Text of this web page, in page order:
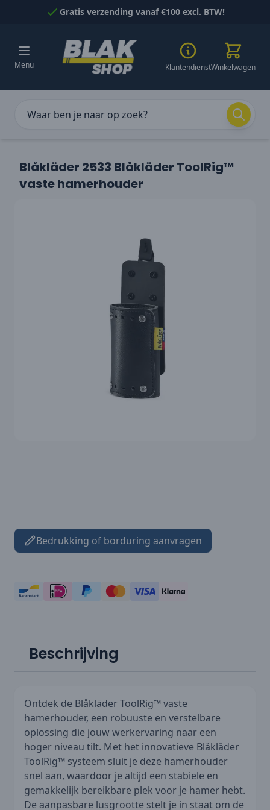
Naar inhoud gaanGratis verzending vanaf €100 excl. BTW!
Menu KlantendienstWinkelwagen
Blåkläder 2533 Blåkläder ToolRig™
vaste hamerhouder
Bedrukking of borduring aanvragen
Beschrijving
Ontdek de Blåkläder ToolRig™ vaste
hamerhouder, een robuuste en verstelbare
oplossing die jouw werkervaring naar een
hoger niveau tilt. Met het innovatieve Blåkläder
ToolRig™ systeem sluit je deze hamerhouder
snel aan, waardoor je altijd een stabiele en
gemakkelijk bereikbare plek voor je hamer hebt.
De aanpasbare lusgrootte stelt je in staat om de